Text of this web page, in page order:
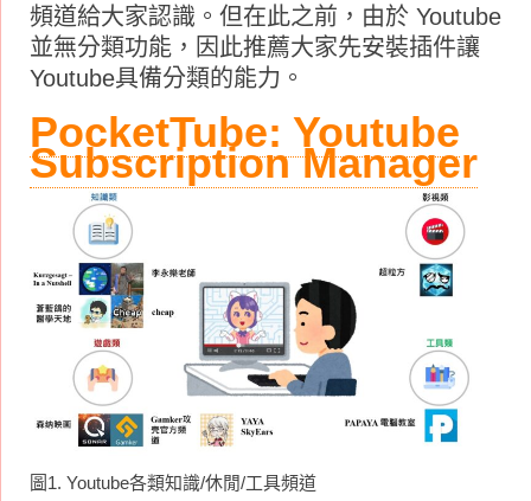
頻道給大家認識。但在此之前，由於 Youtube
並無分類功能，因此推薦大家先安裝插件讓
Youtube具備分類的能力。
PocketTube: Youtube
Subscription Manager
圖1. Youtube各類知識/休閒/工具頻道